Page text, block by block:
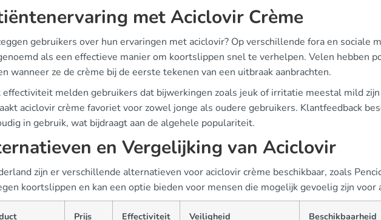
met Aciclovir Crème
gebruikers over hun ervaringen met aciclovir? Op verschillende fora en sociale
als een effectieve manier om koortslippen snel te verhelpen. Velen hebben
wanneer ze de crème bij de eerste tekenen van een uitbraak aanbrachten.
effectiviteit melden gebruikers dat bijwerkingen zoals jeuk of irritatie meestal mild
aciclovir crème favoriet voor zowel jonge als oudere gebruikers. Klantfeedback
in gebruik, wat bijdraagt aan de algehele populariteit.
en Vergelijking van Aciclovir
zijn er verschillende alternatieven voor aciclovir crème beschikbaar, zoals
koortslippen en kan een optie bieden voor mensen die mogelijk gevoelig zijn voor
Prijs Effectiviteit Veiligheid Beschikbaarheid